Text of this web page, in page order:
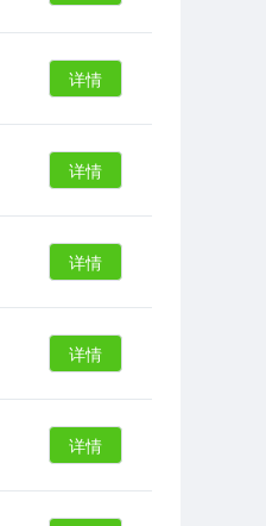
详情
详情
详情
详情
详情